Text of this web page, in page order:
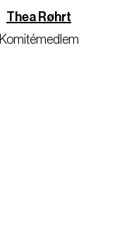
Thea Røhrt
Komitémedlem